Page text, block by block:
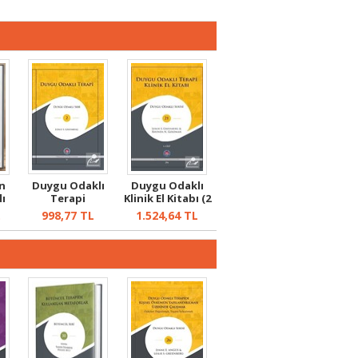
Duygu Odaklı
Terapi
998,77 TL
Duygu Odaklı
Klinik El Kitabı (2
Cilt Ta...
1.524,64TL